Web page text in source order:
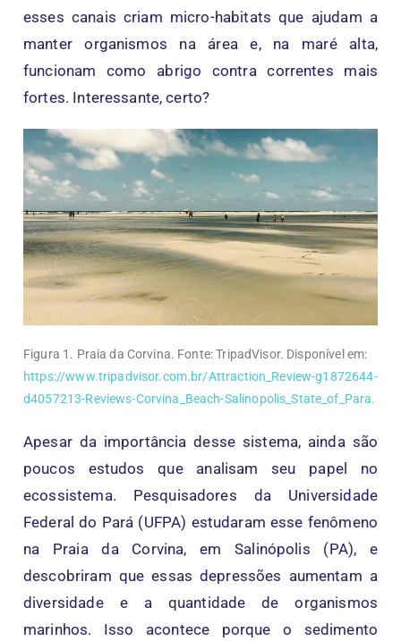
esses canais criam micro-habitats que ajudam a
manter organismos na área e, na maré alta,
funcionam como abrigo contra correntes mais
fortes. Interessante, certo?
Figura 1. Praia da Corvina. Fonte: TripadVisor. Disponível em:
https://www.tripadvisor.com.br/Attraction_Review-g1872644-
d4057213-Reviews-Corvina_Beach-Salinopolis_State_of_Para.
Apesar da importância desse sistema, ainda são
poucos estudos que analisam seu papel no
ecossistema. Pesquisadores da Universidade
Federal do Pará (UFPA) estudaram esse fenômeno
na Praia da Corvina, em Salinópolis (PA), e
descobriram que essas depressões aumentam a
diversidade e a quantidade de organismos
marinhos. Isso acontece porque o sedimento